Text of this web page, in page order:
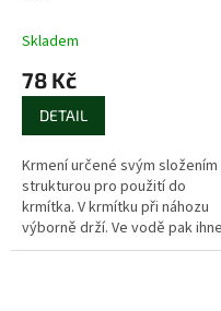
Skladem
78 Kč
DETAIL
Krmení určené svým složením
strukturou pro použití do
krmítka. V krmítku při náhozu
výborně drží. Ve vodě pak
pracuje a láká ryby. Obsahuje